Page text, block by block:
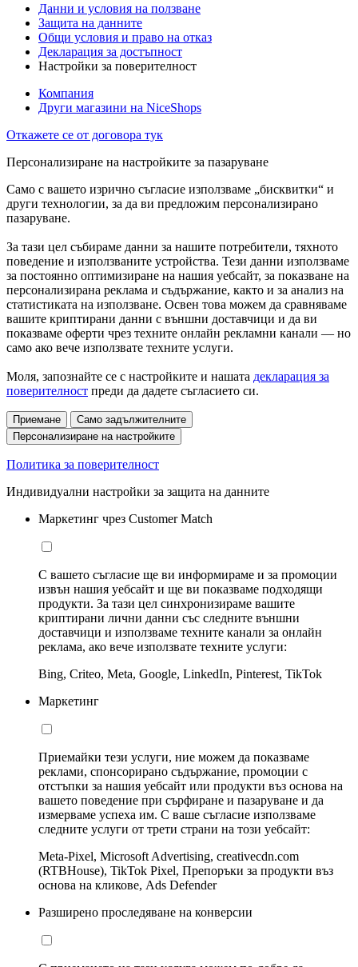
Данни и условия на ползване
Защита на данните
Общи условия и право на отказ
Декларация за достъпност
Настройки за поверителност
Компания
Други магазини на NiceShops
Откажете се от договора тук
Персонализиране на настройките за пазаруване
Само с вашето изрично съгласие използваме „бисквитки“ и
други технологии, за да ви предложим персонализирано
пазаруване.
За тази цел събираме данни за нашите потребители, тяхното
поведение и използваните устройства. Тези данни използваме
за постоянно оптимизиране на нашия уебсайт, за показване на
персонализирана реклама и съдържание, както и за анализ на
статистиката на използване. Освен това можем да сравняваме
вашите криптирани данни с външни доставчици и да ви
показваме оферти чрез техните онлайн рекламни канали — но
само ако вече използвате техните услуги.
Моля, запознайте се с настройките и нашата декларация за
поверителност преди да дадете съгласието си.
Приемане
Само задължителните
Персонализиране на настройките
Политика за поверителност
Индивидуални настройки за защита на данните
Маркетинг чрез Customer Match
С вашето съгласие ще ви информираме и за промоции
извън нашия уебсайт и ще ви показваме подходящи
продукти. За тази цел синхронизираме вашите
криптирани лични данни със следните външни
доставчици и използваме техните канали за онлайн
реклама, ако вече използвате техните услуги:
Bing, Criteo, Meta, Google, LinkedIn, Pinterest, TikTok
Маркетинг
Приемайки тези услуги, ние можем да показваме
реклами, спонсорирано съдържание, промоции с
отстъпки за нашия уебсайт или продукти въз основа на
вашето поведение при сърфиране и пазаруване и да
измерваме успеха им. С ваше съгласие използваме
следните услуги от трети страни на този уебсайт:
Meta-Pixel, Microsoft Advertising, creativecdn.com
(RTBHouse), TikTok Pixel, Препоръки за продукти въз
основа на кликове, Ads Defender
Разширено проследяване на конверсии